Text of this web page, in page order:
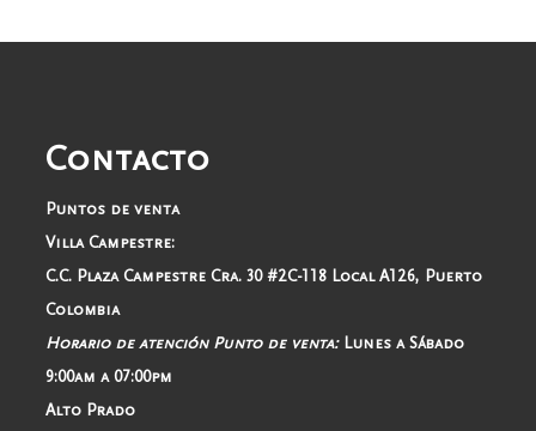
Contacto
Puntos de venta
Villa Campestre:
C.C. Plaza Campestre Cra. 30 #2C-118 Local A126, Puerto
Colombia
Horario de atención Punto de venta:Lunes a Sábado
9:00am a 07:00pm
Alto Prado